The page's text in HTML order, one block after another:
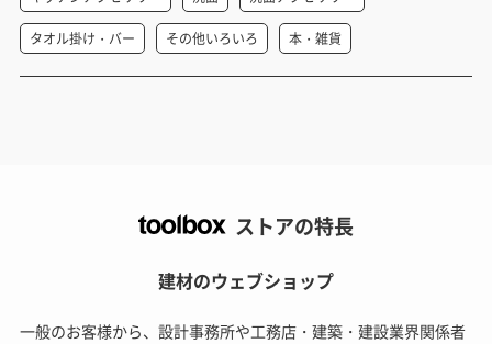
タオル掛け・バー その他いろいろ 本・雑貨
ストアの特長
建材のウェブショップ
一般のお客様から、設計事務所や工務店・建築・建設業界関係者